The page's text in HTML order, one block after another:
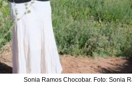
Sonia Ramos Chocobar. Foto: Sonia